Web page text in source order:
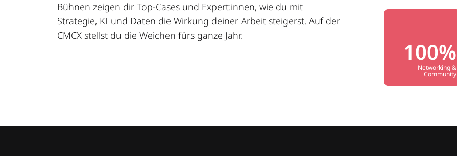
Bühnen zeigen dir Top-Cases und Expert:innen, wie du mit
Strategie, KI und Daten die Wirkung deiner Arbeit steigerst. Auf der
CMCX stellst du die Weichen fürs ganze Jahr.
100%
Networking &
Community